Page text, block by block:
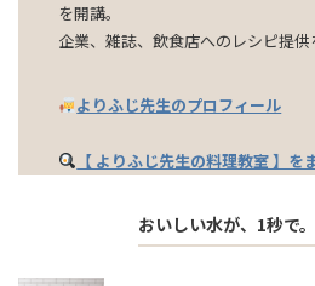
を開講。
企業、雑誌、飲食店へのレシピ提供
よりふじ先生のプロフィール
【 よりふじ先生の料理教室 】を
おいしい水が、1秒で。